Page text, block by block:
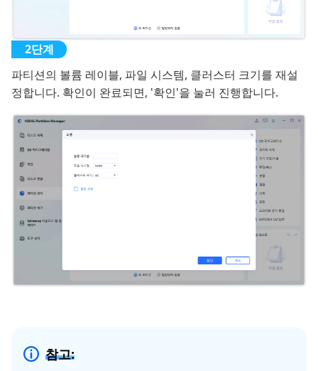
파티션의 볼륨 레이블, 파일 시스템, 클러스터 크기를 재설
정합니다. 확인이 완료되면, '확인'을 눌러 진행합니다.
참고: